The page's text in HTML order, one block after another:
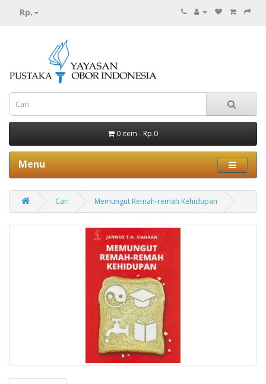
Rp.
0 item - Rp.0
Menu
Cari Memungut Remah-remah Kehidupan